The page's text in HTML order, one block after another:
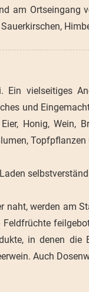
am
Ein vielseitiges
und
Honig, Wein,
naht, werden am
in denen die
Auch